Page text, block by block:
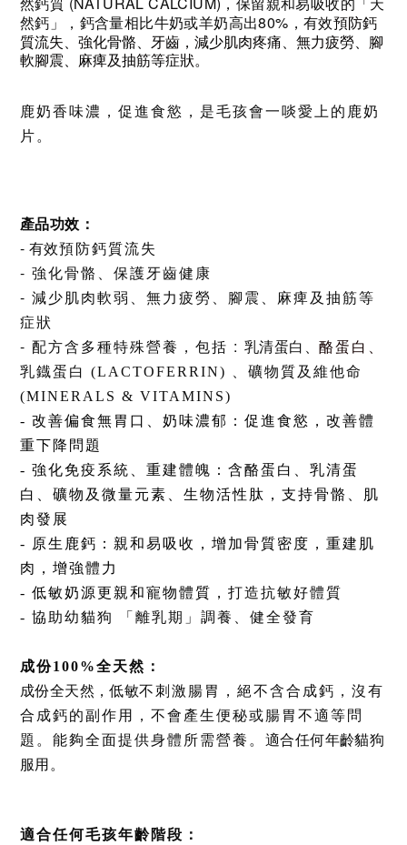
然鈣質
，保留親和易吸收的「天
然鈣」，鈣含量相比牛奶或羊奶高出80% ，有效預防鈣
質流失、強化骨骼、牙齒，減少肌肉疼痛、無力疲勞、 腳
軟腳震、麻痺及抽筋等症狀。
鹿奶香味濃，促進食慾， 是毛孩會一啖愛上的鹿奶
片。
產品功效：
- 有效預防鈣質流失
- 強化骨骼、保護牙齒健康
- 減少肌肉軟弱、無力疲勞、腳震、麻痺及抽筋等
症狀
- 配方含多種特殊營養，包括 : 乳清蛋白、 酪蛋白、
乳鐡蛋白 (LACTOFERRIN)
、礦物質及維他命
(MINERALS & VITAMINS)
- 改善偏食無胃口、奶味濃郁：促進食慾，改善體
重下降問題
- 強化免疫系統、重建體魄： 含酪蛋白、乳清蛋
白、礦物及微量元素、生物活性肽，支持骨骼、肌
肉發展
- 原生鹿鈣：親和易吸收，增加骨質密度，重建肌
肉，增強體力
- 低敏奶源更親和寵物體質， 打造抗敏好體質
- 協助幼貓狗 「離乳期」調養、健全發育
成份100%全天然：
成份全天然，低敏不刺激腸胃
，絕不含合成鈣，沒有
合成鈣的副作用，不會產生便秘或腸胃不適等問
題。 能夠全面提供身體所需營養。 適合任何年齡貓狗
服用 。
適合任何毛孩年齡階段：